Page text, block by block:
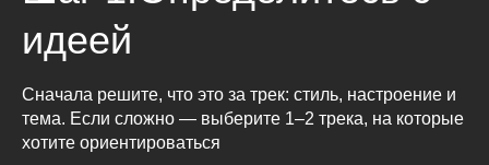
идеей
Сначала решите, что это за трек: стиль, настроение и
тема. Если сложно — выберите 1–2 трека, на которые
хотите ориентироваться